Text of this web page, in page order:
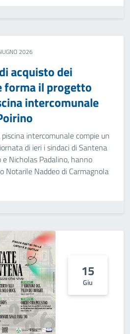
2026
acquisto dei
forma il progetto
intercomunale
intercomunale compie un
di ieri i sindaci di Santena
e Nicholas Padalino, hanno
Notarile Naddeo di Carmagnola
15
Giu